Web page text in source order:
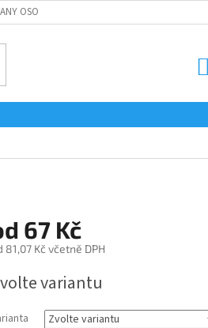
OSOBNÍCH ÚDAJŮ
67 Kč
81,07 Kčvčetně DPH
variantu